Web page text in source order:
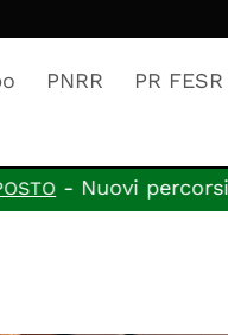
PNRR PR
formativi